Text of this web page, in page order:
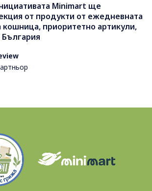
Minimart ще
от продукти от ежедневната
кошница, приоритетно артикули,